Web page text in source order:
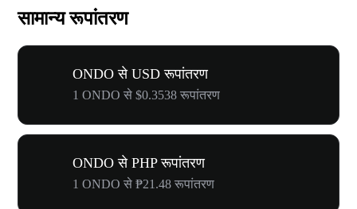
सामान्य रूपांतरण
ONDO से USD रूपांतरण
1 ONDO से $0.3538 रूपांतरण
ONDO से PHP रूपांतरण
1 ONDO से ₱21.48 रूपांतरण